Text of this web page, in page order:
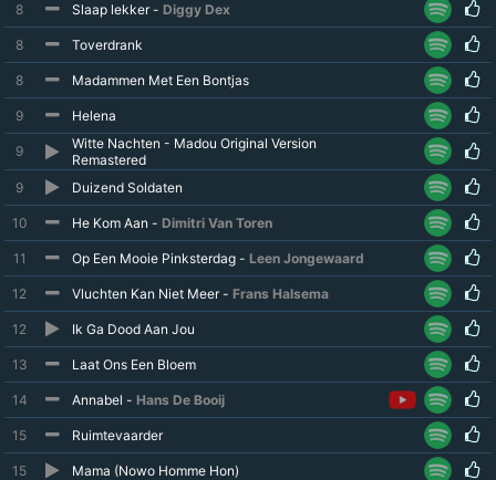
8 Slaap lekker - Diggy Dex
8 Toverdrank
8 Madammen Met Een Bontjas
9 Helena
9
Witte Nachten - Madou Original Version
Remastered
9
Duizend Soldaten
10 He Kom Aan - Dimitri Van Toren
11 Op Een Mooie Pinksterdag - Leen Jongewaard
12 Vluchten Kan Niet Meer - Frans Halsema
12 Ik Ga Dood Aan Jou
13 Laat Ons Een Bloem
14 Annabel - Hans De Booij
15 Ruimtevaarder
15 Mama (Nowo Homme Hon)